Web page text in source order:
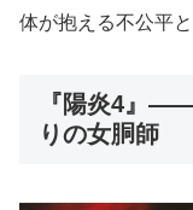
体が抱える不公平
『陽炎4』
りの女胴師